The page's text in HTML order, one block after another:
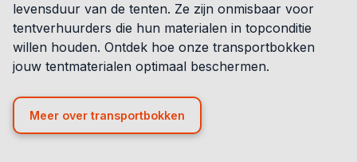
levensduur van de tenten. Ze zijn onmisbaar voor
tentverhuurders die hun materialen in topconditie
willen houden. Ontdek hoe onze transportbokken
jouw tentmaterialen optimaal beschermen.
Meer over transportbokken